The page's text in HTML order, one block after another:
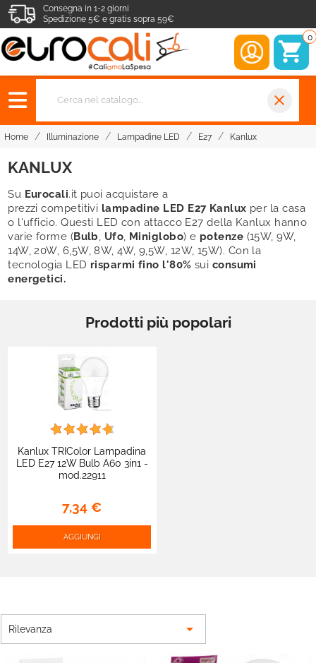
Consegna in 1-2 giorni
Spedizione 5€ e gratis sopra 59€
0
close
Home Illuminazione Lampadine LED E27 Kanlux
KANLUX
Su Eurocali.it puoi acquistarea
prezzi competitivi lampadine LED E27 Kanlux per la casa
o l'ufficio.Questi LED con attacco E27 della Kanlux hanno
varie forme (Bulb, Ufo, Miniglobo) e potenze (15W, 9W,
14W, 20W, 6,5W, 8W, 4W, 9,5W, 12W, 15W). Con la
tecnologia LED risparmi fino l'80% sui consumi
energetici.
Prodotti più popolari
Kanlux TRIColor Lampadina
LED E27 12W Bulb A60 3in1 -
mod.22911
7,34 €
AGGIUNGI
Rilevanza 